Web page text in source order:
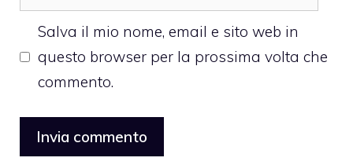
web
Salva il mio nome, email e sito web in
questo browser per la prossima volta che
commento.